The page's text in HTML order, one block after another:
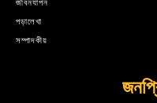
পড়ালেখা
সম্পাদকীয়